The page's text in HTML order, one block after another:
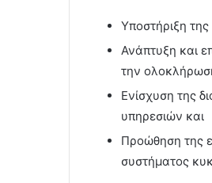
Υποστήριξη
Ανάπτυξη και
την
Ενίσχυση της
υπηρεσιών και
Προώθηση της
συστήματος